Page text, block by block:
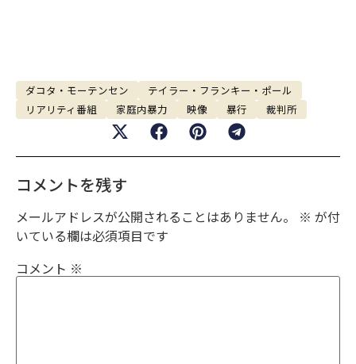
ダコタ・モーテンセン
テイラー・フランキー・ポール
リアリティ番組
家庭内暴力 映像 暴行 裁判所
コメントを残す
メールアドレスが公開されることはありません。 ※ が付
いている欄は必須項目です
コメント ※